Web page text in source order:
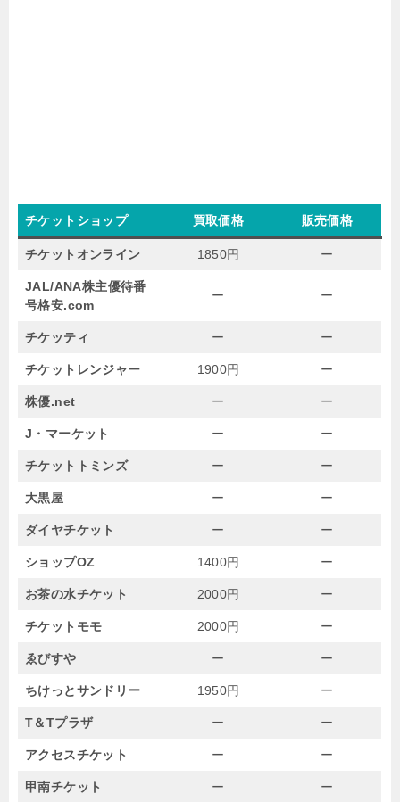
チケットショップ 買取価格 販売価格
チケットオンライン 1850円 ー
JAL/ANA株主優待番
号格安.com
ー ー
チケッティ ー ー
チケットレンジャー 1900円 ー
株優.net ー ー
J・マーケット ー ー
チケットトミンズ ー ー
大黒屋 ー ー
ダイヤチケット ー ー
ショップOZ 1400円 ー
お茶の水チケット 2000円 ー
チケットモモ 2000円 ー
ゑびすや ー ー
ちけっとサンドリー 1950円 ー
T＆Tプラザ ー ー
アクセスチケット ー ー
甲南チケット ー ー